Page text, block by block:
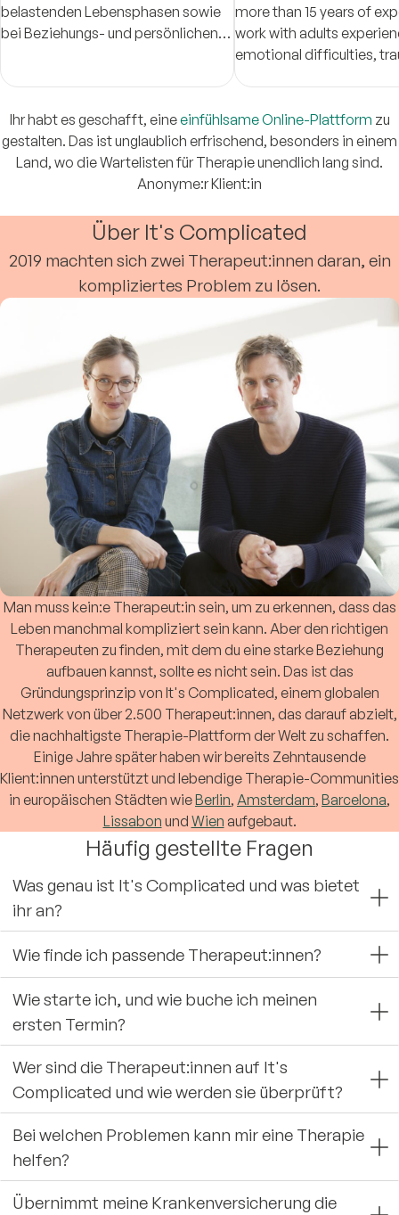
belastenden Lebensphasen sowie
bei Beziehungs- und persönlichen
neue Perspektiven zu entwickeln.
more than 15 years of
work with adults
emotional difficulties,
related conditions,
challenges.
Ihr habt es geschafft, eineeinfühlsame Online-Plattform zu
gestalten. Das ist unglaublich erfrischend, besonders in einem
Land, wo die Wartelisten für Therapie unendlich lang sind.
Anonyme:r Klient:in
Über It's Complicated
2019 machten sich zwei Therapeut:innen daran, ein
kompliziertes Problem zu lösen.
Man muss kein:e Therapeut:in sein, um zu erkennen, dass das
Leben manchmal kompliziert sein kann. Aber den richtigen
Therapeuten zu finden, mit dem du eine starke Beziehung
aufbauen kannst, sollte es nicht sein. Das ist das
Gründungsprinzip von It's Complicated, einem globalen
Netzwerk von über 2.500 Therapeut:innen, das darauf abzielt,
die nachhaltigste Therapie-Plattform der Welt zu schaffen.
Einige Jahre später haben wir bereits Zehntausende
Klient:innen unterstützt und lebendige Therapie-Communities
in europäischen Städten wieBerlin, Amsterdam, Barcelona,
Lissabon und Wien aufgebaut.
Häufig gestellte Fragen
Was genau ist It's Complicated und was bietet
ihr an?
Wie finde ich passende Therapeut:innen?
Wie starte ich, und wie buche ich meinen
ersten Termin?
Wer sind die Therapeut:innen auf It's
Complicated und wie werden sie überprüft?
Bei welchen Problemen kann mir eine Therapie
helfen?
Übernimmt meine Krankenversicherung die